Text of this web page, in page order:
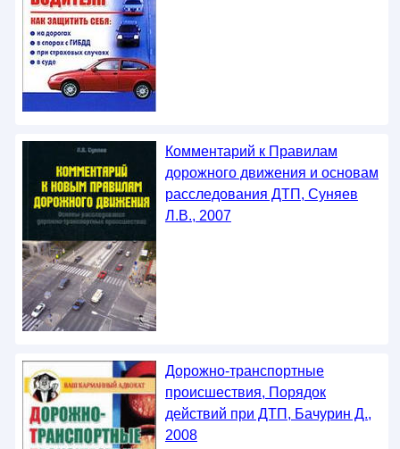
Комментарий к Правилам
дорожного движения и основам
расследования ДТП, Суняев
Л.В., 2007
Дорожно-транспортные
происшествия, Порядок
действий при ДТП, Бачурин Д.,
2008